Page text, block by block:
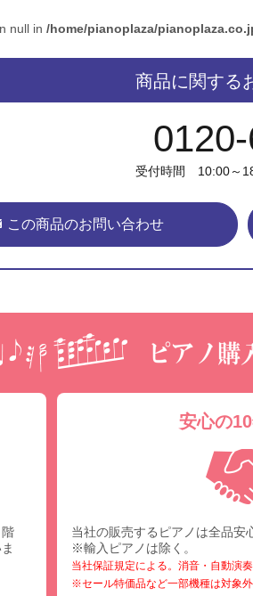
null in /home/pianoplaza/
商品に関する
受付時間 10:00～
この商品のお問い合わせ
安心の
当社の販売するピアノは全品安
※輸入ピアノは除く。
当社保証規定による。消音・自動演奏
※セール特価品など一部機種は対象外